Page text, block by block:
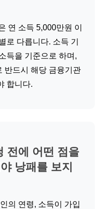
연 소득 5,000만원 이
로 다릅니다. 소득 기
득을 기준으로 하며,
반드시 해당 금융기관
합니다.
전에 어떤 점을
낭패를 보지
의 연령, 소득이 가입